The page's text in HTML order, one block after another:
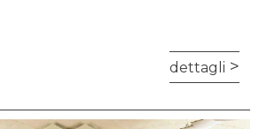
dettagli